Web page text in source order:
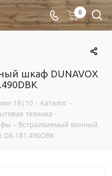
0
шкаф DUNAVOX
18|10 - Каталог -
техника -
- Встраиваемый винный
DX-181.490DBK